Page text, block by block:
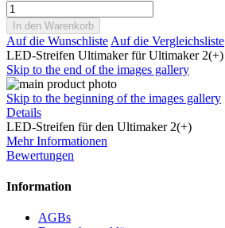
In den Warenkorb
Auf die Wunschliste Auf die Vergleichsliste
LED-Streifen Ultimaker für Ultimaker 2(+)
Skip to the end of the images gallery
Skip to the beginning of the images gallery
Details
LED-Streifen für den Ultimaker 2(+)
Mehr Informationen
Bewertungen
Information
AGBs